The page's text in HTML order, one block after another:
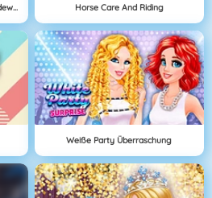
Prinzessen Vs. Berühmtheiten Modewettbewerb Horse Care And Riding
Weiße Party Überraschung